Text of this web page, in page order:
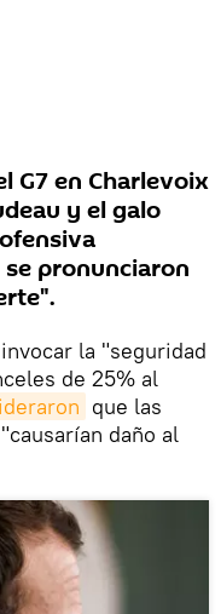
G7 en Charlevoix
y el galo
pronunciaron
la "seguridad
de 25% al
que las
daño al